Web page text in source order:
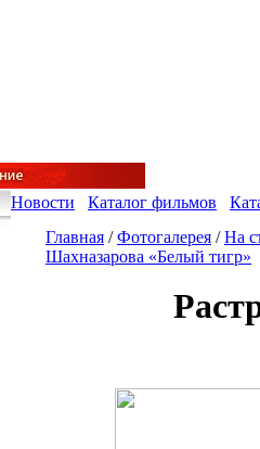
Новости Каталог фильмов
Fakeidlist -
законных отчетов о
Главная /Фотогалерея /На
Шахназарова «Белый тигр»